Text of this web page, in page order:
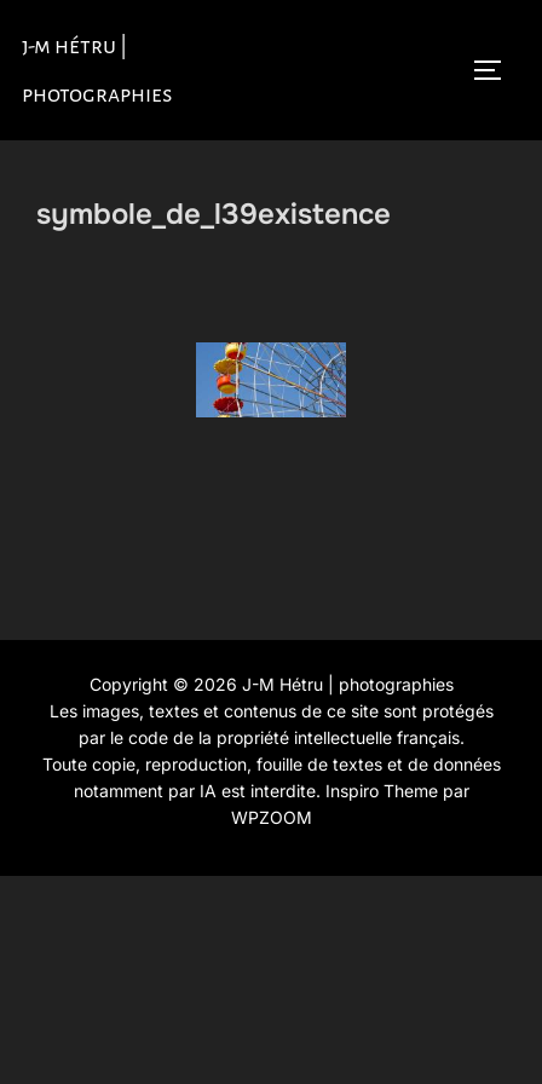
contenu
j-m hétru |
photographies
symbole_de_l39existence
Copyright © 2026 J-M Hétru | photographies
Les images, textes et contenus de ce site sont protégés
par le code de la propriété intellectuelle français.
Toute copie, reproduction, fouille de textes et de données
notamment par IA est interdite. Inspiro Themepar
WPZOOM